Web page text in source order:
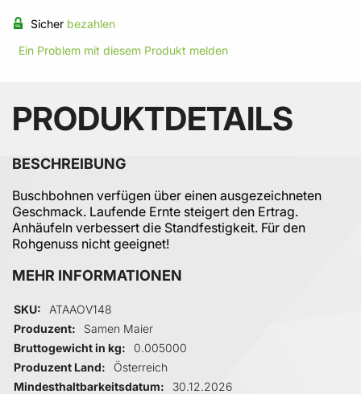
Sicher bezahlen
Ein Problem mit diesem Produkt melden
PRODUKTDETAILS
BESCHREIBUNG
Buschbohnen verfügen über einen ausgezeichneten
Geschmack. Laufende Ernte steigert den Ertrag.
Anhäufeln verbessert die Standfestigkeit. Für den
Rohgenuss nicht geeignet!
MEHR INFORMATIONEN
Mehr Informationen
SKU
ATAAOV148
Produzent
Samen Maier
Bruttogewicht in kg
0.005000
Produzent Land
Österreich
Mindesthaltbarkeitsdatum
30.12.2026